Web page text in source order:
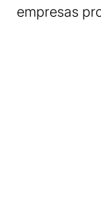
empresas